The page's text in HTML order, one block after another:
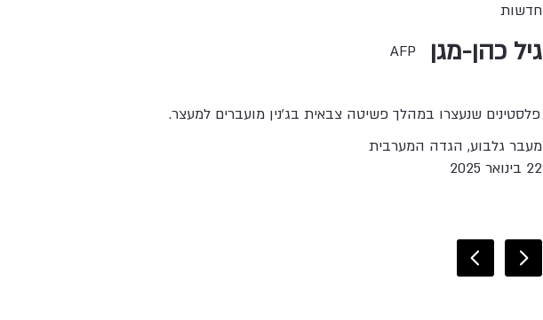
חדשות
גיל כהן-מגן AFP
פלסטינים שנעצרו במהלך פשיטה צבאית בג'נין מועברים למעצר.
מעבר גלבוע, הגדה המערבית
22 בינואר 2025